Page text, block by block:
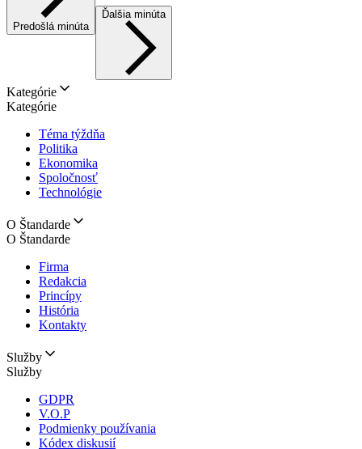
Predošlá minúta
Ďalšia minúta
Kategórie
Kategórie
Téma týždňa
Politika
Ekonomika
Spoločnosť
Technológie
O Štandarde
O Štandarde
Firma
Redakcia
Princípy
História
Kontakty
Služby
Služby
GDPR
V.O.P
Podmienky používania
Kódex diskusií